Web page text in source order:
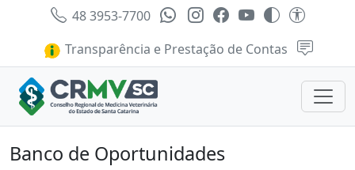
48 3953-7700
Transparência e Prestação de Contas
Banco de Oportunidades